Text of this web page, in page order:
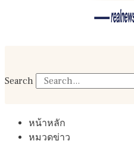
Search
หน้าหลัก
หมวดข่าว